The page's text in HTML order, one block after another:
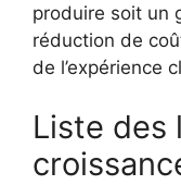
produire soit un
réduction de
de l’expérience
Liste des